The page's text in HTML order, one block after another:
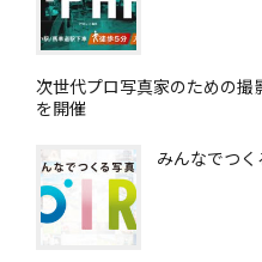
次世代プロ写真家のための
を開催
みんなでつく